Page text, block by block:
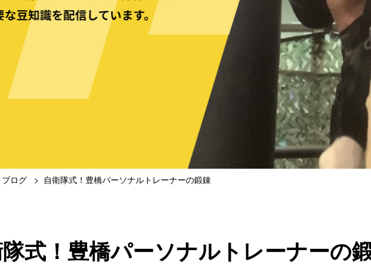
ブログ 自衛隊式！豊橋パーソナルトレーナーの鍛錬
式！豊橋パーソナルトレーナーの